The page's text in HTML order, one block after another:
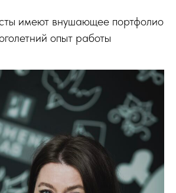
имеют внушающее портфолио
опыт работы